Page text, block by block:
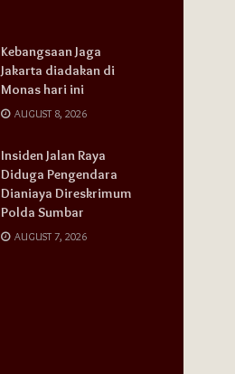
Kebangsaan Jaga
Jakarta diadakan di
Monas hari ini
AUGUST 8, 2026
Insiden Jalan Raya
Diduga Pengendara
Dianiaya Direskrimum
Polda Sumbar
AUGUST 7, 2026